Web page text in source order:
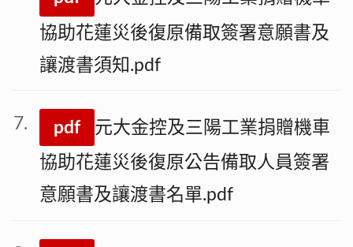
協助花蓮災後復原備取簽署意願書及
讓渡書須知.pdf
pdf
元大金控及三陽工業捐贈機車
協助花蓮災後復原公告備取人員簽署
意願書及讓渡書名單.pdf